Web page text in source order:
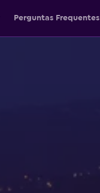
Perguntas Frequentes